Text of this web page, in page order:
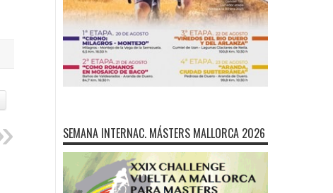
SEMANA INTERNAC. MÁSTERS MALLORCA 2026